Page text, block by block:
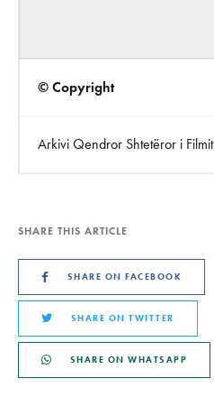
© Copyright
Arkivi Qendror Shtetëror i Filmit
SHARE THIS ARTICLE
SHARE ON FACEBOOK
SHARE ON TWITTER
SHARE ON WHATSAPP